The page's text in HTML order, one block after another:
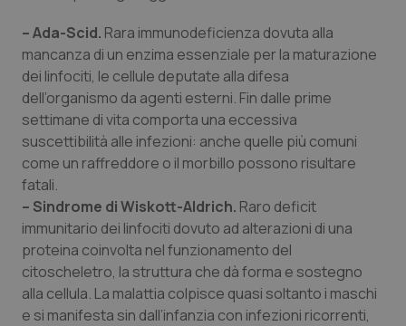
Lombardia
Marche
Molise
Piemonte
Provincia Autonoma di Bolzano
Provincia Autonoma di Trento
Dolore
Donna & Salute
Epatiti
HIV
Infezioni & Febbre
Ipertensione & Scompenso
– Ada-Scid. Rara immunodeficienza dovuta alla
mancanza di un enzima essenziale per la maturazione
dei linfociti, le cellule deputate alla difesa
dell’organismo da agenti esterni. Fin dalle prime
settimane di vita comporta una eccessiva
suscettibilità alle infezioni: anche quelle più comuni
come un raffreddore o il morbillo possono risultare
fatali.
– Sindrome di Wiskott-Aldrich. Raro deficit
immunitario dei linfociti dovuto ad alterazioni di una
proteina coinvolta nel funzionamento del
citoscheletro, la struttura che dà forma e sostegno
alla cellula. La malattia colpisce quasi soltanto i maschi
e si manifesta sin dall’infanzia con infezioni ricorrenti,